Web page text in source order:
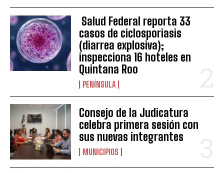
Salud Federal reporta 33
casos de ciclosporiasis
(diarrea explosiva);
inspecciona 16 hoteles en
Quintana Roo
PENÍNSULA
Consejo de la Judicatura
celebra primera sesión con
sus nuevas integrantes
MUNICIPIOS